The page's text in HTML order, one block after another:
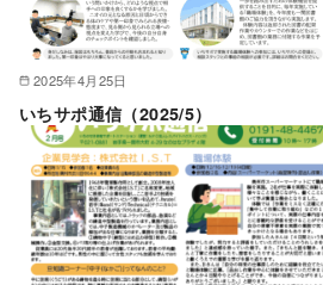
2025年4月25日
いちサポ通信（2025/5）